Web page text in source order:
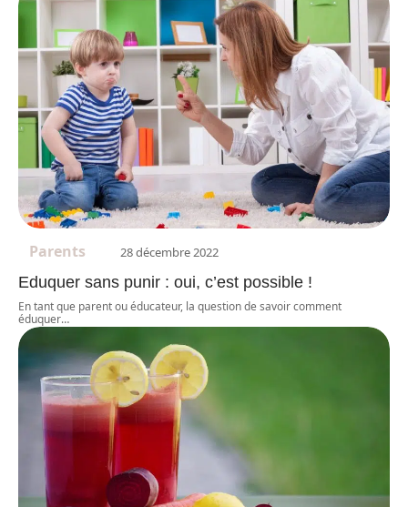
Parents 28 décembre 2022
Eduquer sans punir : oui, c’est possible !
En tant que parent ou éducateur, la question de savoir comment
éduquer…